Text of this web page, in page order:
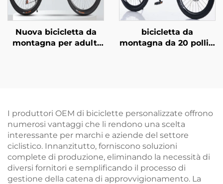
Nuova bicicletta da
montagna per adulti
forcella in acciaio,
pedali normali e
pieghevole
bicicletta da
montagna da 20 pollici
bambini
I produttori OEM di biciclette personalizzate offrono
numerosi vantaggi che li rendono una scelta
interessante per marchi e aziende del settore
ciclistico. Innanzitutto, forniscono soluzioni
complete di produzione, eliminando la necessità di
diversi fornitori e semplificando il processo di
gestione della catena di approvvigionamento. La